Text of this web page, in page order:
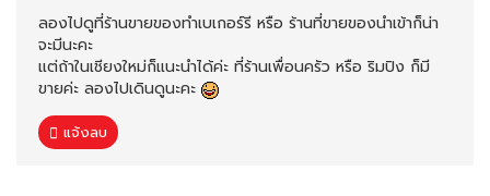
ลองไปดูที่ร้านขายของทำเบเกอร์รี หรือ ร้านที่ขายของนำเข้าก็น่า
จะมีนะคะ
แต่ถ้าในเชียงใหม่ก็แนะนำได้ค่ะ ที่ร้านเพื่อนครัว หรือ ริมปิง ก็มี
ขายค่ะ ลองไปเดินดูนะคะ
แจ้งลบ